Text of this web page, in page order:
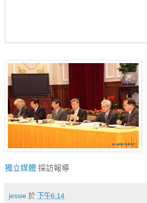
獨立媒體 採訪報導
jessie 於 下午6:14